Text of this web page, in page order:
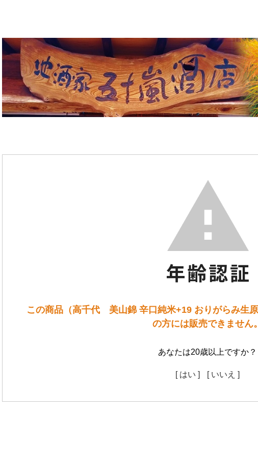
この商品（高千代 美山錦 辛口純米+19 おりがらみ生
の方には販売できません。
あなたは20歳以上ですか？
[ はい ] [ いいえ ]